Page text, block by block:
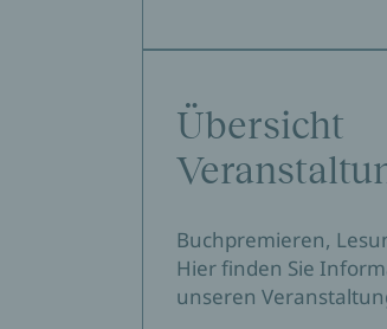
Übersicht
Buchpremieren,
Hier finden Sie
unseren